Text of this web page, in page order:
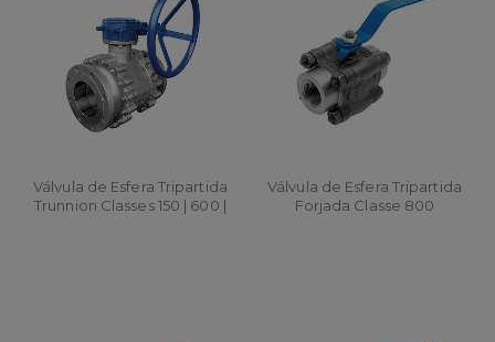
Válvula de Esfera Tripartida
Trunnion Classes 150 | 600 |
Válvula de Esfera Tripartida
Forjada Classe 800